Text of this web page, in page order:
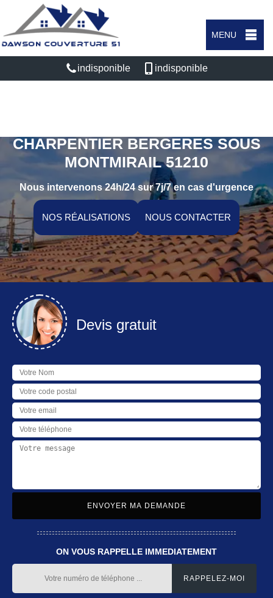
MENU
indisponible indisponible
CHARPENTIER BERGERES SOUS
MONTMIRAIL 51210
Nous intervenons 24h/24 sur 7j/7 en cas d'urgence
NOS RÉALISATIONS NOUS CONTACTER
Devis gratuit
ON VOUS RAPPELLE IMMEDIATEMENT